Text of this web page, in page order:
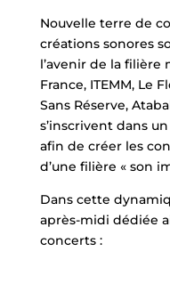
Nouvelle terre de
créations sonores
l’avenir de la filière
France, ITEMM, Le
Sans Réserve,
s’inscrivent dans
afin de créer les
d’une filière « son
Dans cette
après-midi dédiée
concerts :